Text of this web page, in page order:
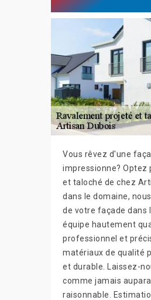
Vous rêvez d'une
impressionne? Optez
et taloché de chez
dans le domaine,
de votre façade dans
équipe hautement
professionnel et
matériaux de qualité
et durable. Laissez-
comme jamais
raisonnable.